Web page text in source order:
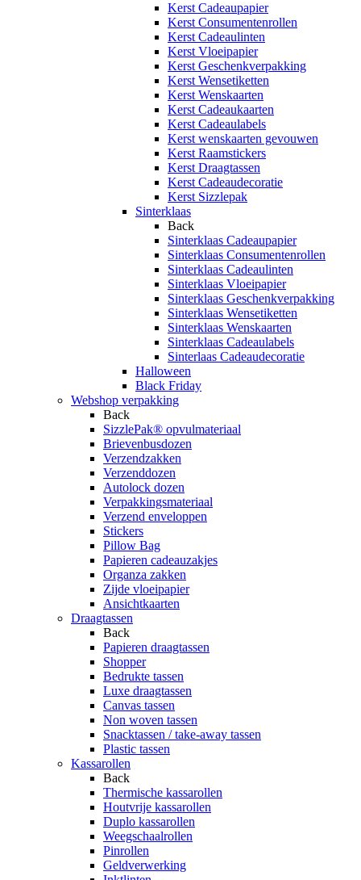
Kerst Cadeaupapier
Kerst Consumentenrollen
Kerst Cadeaulinten
Kerst Vloeipapier
Kerst Geschenkverpakking
Kerst Wensetiketten
Kerst Wenskaarten
Kerst Cadeaukaarten
Kerst Cadeaulabels
Kerst wenskaarten gevouwen
Kerst Raamstickers
Kerst Draagtassen
Kerst Cadeaudecoratie
Kerst Sizzlepak
Sinterklaas
Back
Sinterklaas Cadeaupapier
Sinterklaas Consumentenrollen
Sinterklaas Cadeaulinten
Sinterklaas Vloeipapier
Sinterklaas Geschenkverpakking
Sinterklaas Wensetiketten
Sinterklaas Wenskaarten
Sinterklaas Cadeaulabels
Sinterlaas Cadeaudecoratie
Halloween
Black Friday
Webshop verpakking
Back
SizzlePak® opvulmateriaal
Brievenbusdozen
Verzendzakken
Verzenddozen
Autolock dozen
Verpakkingsmateriaal
Verzend enveloppen
Stickers
Pillow Bag
Papieren cadeauzakjes
Organza zakken
Zijde vloeipapier
Ansichtkaarten
Draagtassen
Back
Papieren draagtassen
Shopper
Bedrukte tassen
Luxe draagtassen
Canvas tassen
Non woven tassen
Snacktassen / take-away tassen
Plastic tassen
Kassarollen
Back
Thermische kassarollen
Houtvrije kassarollen
Duplo kassarollen
Weegschaalrollen
Pinrollen
Geldverwerking